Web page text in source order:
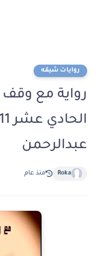
روايات شيقه
رواية مع وقف
عبدالرحمن
Roka منذ عام